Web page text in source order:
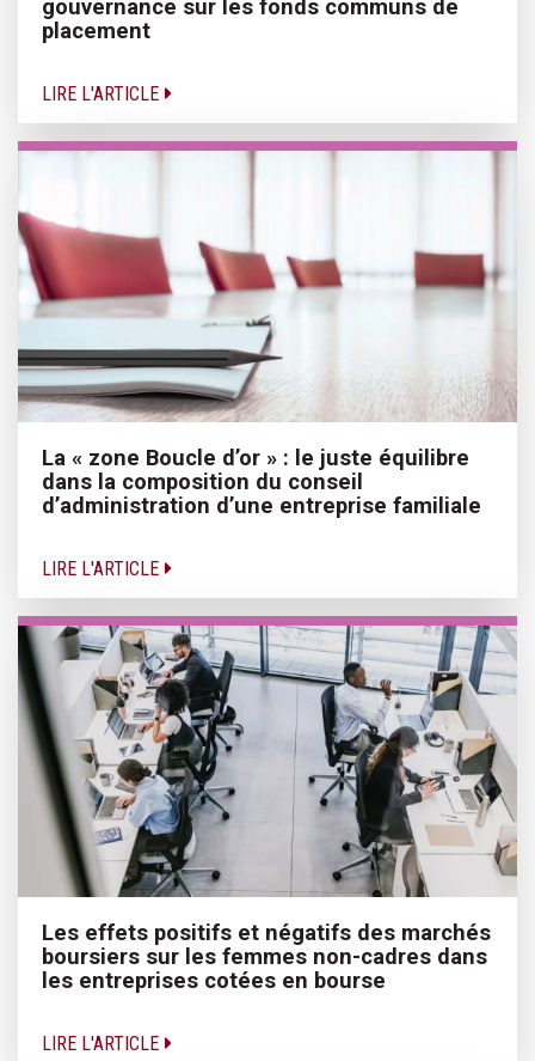
gouvernance sur les fonds communs de
placement
LIRE L'ARTICLE
La « zone Boucle d’or » : le juste équilibre
dans la composition du conseil
d’administration d’une entreprise familiale
LIRE L'ARTICLE
Les effets positifs et négatifs des marchés
boursiers sur les femmes non-cadres dans
les entreprises cotées en bourse
LIRE L'ARTICLE